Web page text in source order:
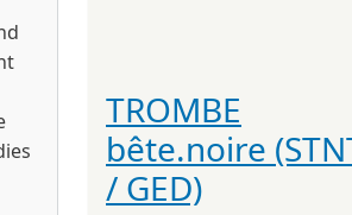
TROMBE
bête.noire
/ GED)